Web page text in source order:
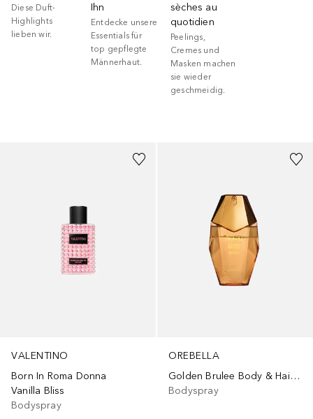
Diese Duft-
Highlights
lieben wir.
Ihn
Entdecke unsere
Essentials für
top gepflegte
Männerhaut.
sèches au
quotidien
Peelings,
Cremes und
Masken machen
sie wieder
geschmeidig.
VALENTINO
Born In Roma Donna
Vanilla Bliss
Bodyspray
OREBELLA
Golden Brulee Body & Hair Perfume Mist
Bodyspray